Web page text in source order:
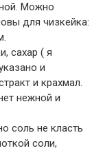
Можно
для чизкейка:
сахар ( я
и
и крахмал.
нежной и
соль не класть
соли,